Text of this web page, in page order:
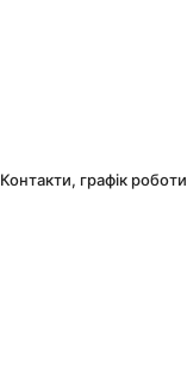
Контакти, графік роботи